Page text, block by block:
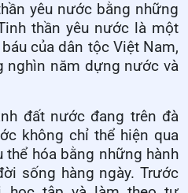
yêu nước bằng những
thần yêu nước là một
của dân tộc Việt Nam,
nghìn năm dựng nước và
đất nước đang trên đà
không chỉ thể hiện qua
thể hóa bằng những hành
sống hàng ngày. Trước